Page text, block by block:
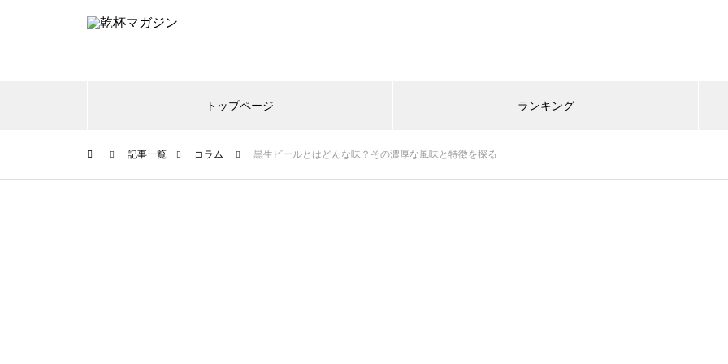
トップページ ランキング
記事一覧 コラム 黒生ビールとはどんな味？その濃厚な風味と特徴を探る